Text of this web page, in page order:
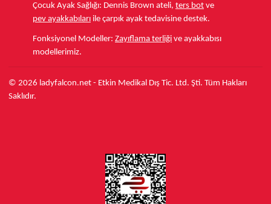
Çocuk Ayak Sağlığı: Dennis Brown ateli, ters bot ve
pev ayakkabıları ile çarpık ayak tedavisine destek.
Fonksiyonel Modeller: Zayıflama terliği ve ayakkabısı
modellerimiz.
© 2026 ladyfalcon.net - Etkin Medikal Dış Tic. Ltd. Şti. Tüm Hakları
Saklıdır.